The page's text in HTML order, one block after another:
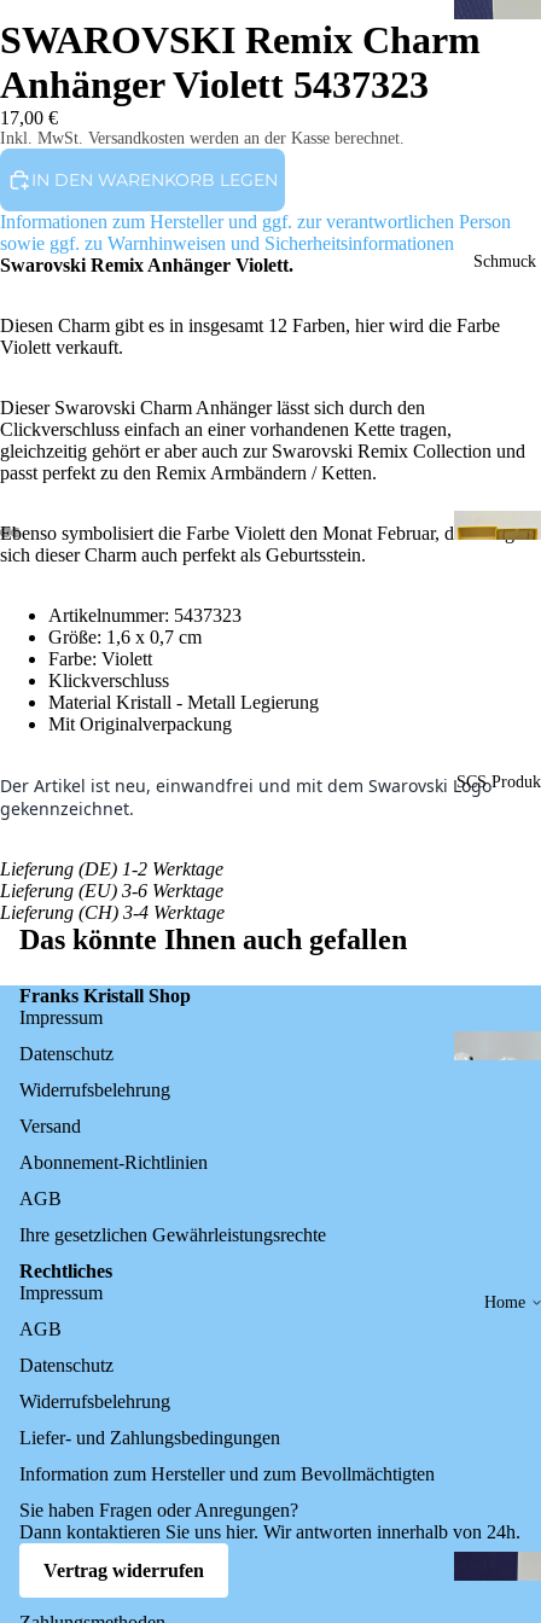
Schmuck
SCS
Home
SWAROVSKI Remix Charm
Anhänger Violett 5437323
17,00 €
Inkl. MwSt. Versandkosten werden an der Kasse berechnet.
IN DEN WARENKORB LEGEN
Informationen zum Hersteller und ggf. zur verantwortlichen Person
sowie ggf. zu Warnhinweisen und Sicherheitsinformationen
Swarovski Remix Anhänger Violett.
Diesen Charm gibt es in insgesamt 12 Farben, hier wird die Farbe
Violett verkauft.
Dieser Swarovski Charm Anhänger lässt sich durch den
Clickverschluss einfach an einer vorhandenen Kette tragen,
gleichzeitig gehört er aber auch zur Swarovski Remix Collection und
passt perfekt zu den Remix Armbändern / Ketten.
Ebenso symbolisiert die Farbe Violett den Monat Februar, daher eignet
sich dieser Charm auch perfekt als Geburtsstein.
Artikelnummer: 5437323
Größe: 1,6 x 0,7 cm
Farbe: Violett
Klickverschluss
Material Kristall - Metall Legierung
Mit Originalverpackung
Der Artikel ist neu, einwandfrei und mit dem Swarovski Logo
gekennzeichnet.
Lieferung (DE) 1-2 Werktage
Lieferung (EU) 3-6 Werktage
Lieferung (CH) 3-4 Werktage
Das könnte Ihnen auch gefallen
Franks Kristall Shop
Impressum
Datenschutz
Widerrufsbelehrung
Versand
Abonnement-Richtlinien
AGB
Ihre gesetzlichen Gewährleistungsrechte
Rechtliches
Impressum
AGB
Datenschutz
Widerrufsbelehrung
Liefer- und Zahlungsbedingungen
Information zum Hersteller und zum Bevollmächtigten
Sie haben Fragen oder Anregungen?
Dann kontaktieren Sie uns hier. Wir antworten innerhalb von 24h.
Vertrag widerrufen